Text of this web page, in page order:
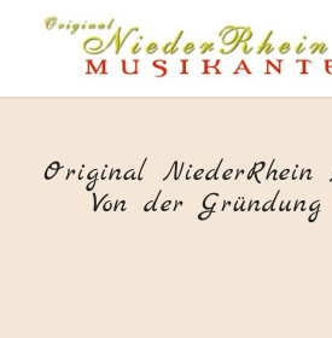
Original NiederRhein
Von der